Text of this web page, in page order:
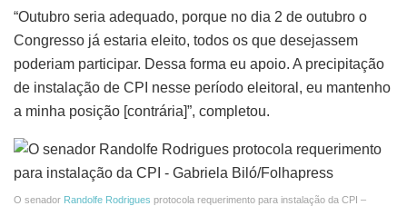
“Outubro seria adequado, porque no dia 2 de outubro o
Congresso já estaria eleito, todos os que desejassem
poderiam participar. Dessa forma eu apoio. A precipitação
de instalação de CPI nesse período eleitoral, eu mantenho
a minha posição [contrária]”, completou.
O senador Randolfe Rodrigues protocola requerimento para instalação da CPI –